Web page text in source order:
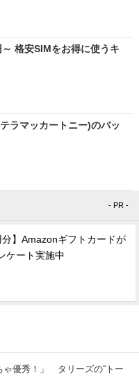
格安SIMをお得に使うキ
ラマッカートニー)のバッ
- PR -
分】Amazonギフトカードが
ケート実施中
ゃ優秀！」 タリーズの“トー